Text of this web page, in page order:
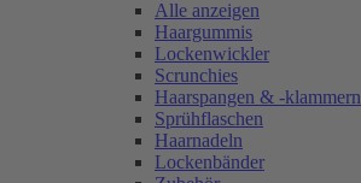
Alle anzeigen
Haargummis
Lockenwickler
Scrunchies
Haarspangen & -klammern
Sprühflaschen
Haarnadeln
Lockenbänder